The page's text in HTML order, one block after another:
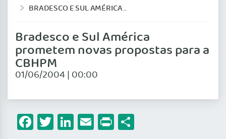
BRADESCO E SUL AMÉRICA PROMETEM NOVAS PROPOSTAS PARA A CBHPM
Bradesco e Sul América
prometem novas propostas para a
CBHPM
01/06/2004 | 00:00
Facebook
Twitter
LinkedIn
Email
Print